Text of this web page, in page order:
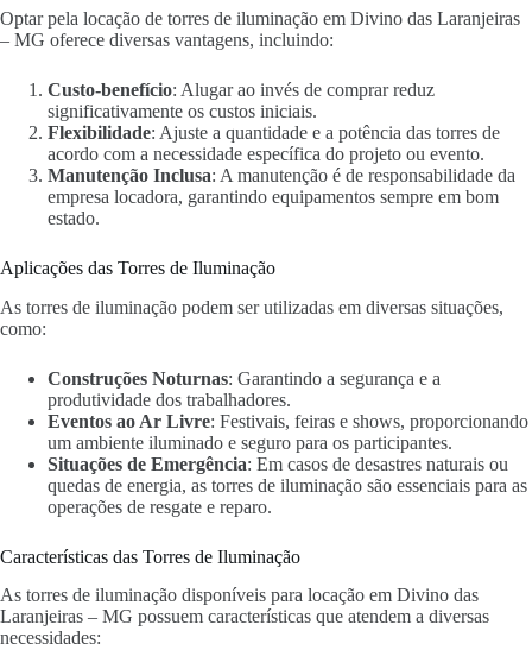
Optar pela locação de torres de iluminação em Divino das Laranjeiras
– MG oferece diversas vantagens, incluindo:
Custo-benefício: Alugar ao invés de comprar reduz
significativamente os custos iniciais.
Flexibilidade: Ajuste a quantidade e a potência das torres de
acordo com a necessidade específica do projeto ou evento.
Manutenção Inclusa: A manutenção é de responsabilidade da
empresa locadora, garantindo equipamentos sempre em bom
estado.
Aplicações das Torres de Iluminação
As torres de iluminação podem ser utilizadas em diversas situações,
como:
Construções Noturnas: Garantindo a segurança e a
produtividade dos trabalhadores.
Eventos ao Ar Livre: Festivais, feiras e shows, proporcionando
um ambiente iluminado e seguro para os participantes.
Situações de Emergência: Em casos de desastres naturais ou
quedas de energia, as torres de iluminação são essenciais para as
operações de resgate e reparo.
Características das Torres de Iluminação
As torres de iluminação disponíveis para locação em Divino das
Laranjeiras – MG possuem características que atendem a diversas
necessidades: